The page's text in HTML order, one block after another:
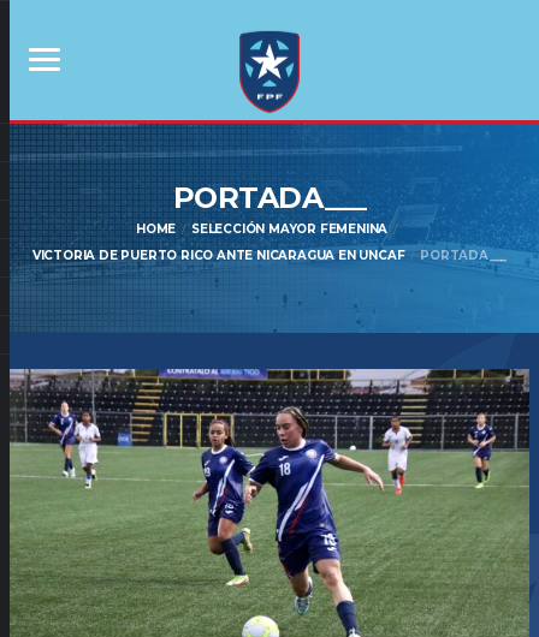
PORTADA___
HOME
SELECCIÓN MAYOR FEMENINA
VICTORIA DE PUERTO RICO ANTE NICARAGUA EN UNCAF
PORTADA___